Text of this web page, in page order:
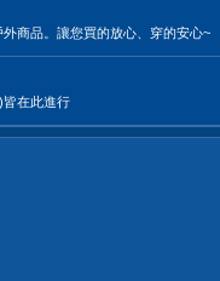
商品。讓您買的放心、穿的安心~
皆在此進行